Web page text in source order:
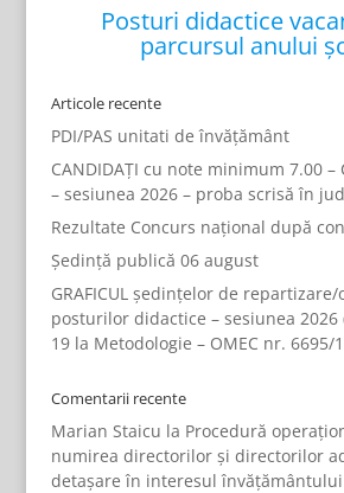
Posturi didactice
parcursul anului
Articole recente
PDI/PAS unitati de învățământ
CANDIDAȚI cu note minimum 7.00
– sesiunea 2026 – proba scrisă în
Rezultate Concurs național după
Ședință publică 06 august
GRAFICUL ședințelor de repartizare/
posturilor didactice – sesiunea 2026
19 la Metodologie – OMEC nr. 6695/
Comentarii recente
Marian Staicu la Procedură
numirea directorilor și directorilor
detașare în interesul